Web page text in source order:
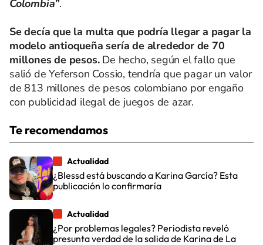
Colombia”.
Se decía que la multa que podría llegar a pagar la
modelo antioqueña sería de alrededor de 70
millones de pesos. De hecho, según el fallo que
salió de Yeferson Cossio, tendría que pagar un valor
de 813 millones de pesos colombiano por engaño
con publicidad ilegal de juegos de azar.
Te recomendamos
Actualidad
¿Blessd está buscando a Karina García? Esta
publicación lo confirmaría
Actualidad
¿Por problemas legales? Periodista reveló
presunta verdad de la salida de Karina de La